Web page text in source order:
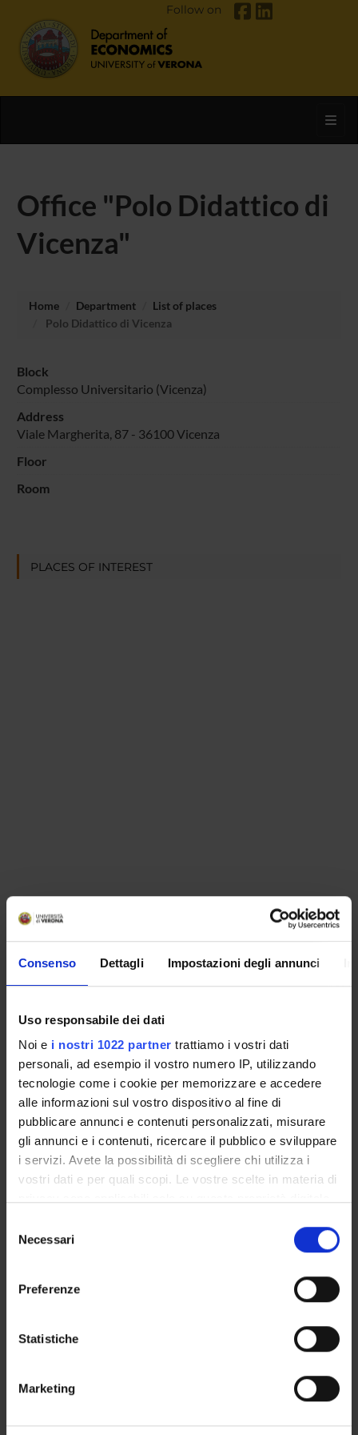
Consenso Dettagli Impostazioni degli annunci
Uso responsabile dei dati
Noi e i nostri 1022 partner trattiamo i vostri dati
personali, ad esempio il vostro numero IP, utilizzando
tecnologie come i cookie per memorizzare e accedere
alle informazioni sul vostro dispositivo al fine di
pubblicare annunci e contenuti personalizzati, misurare
gli annunci e i contenuti, ricercare il pubblico e sviluppare
i servizi. Avete la possibilità di scegliere chi utilizza i
vostri dati e per quali scopi. Le vostre scelte in materia di
modificare o revocare il proprio consenso in qualsiasi
momento dalla Dichiarazione sui cookie o facendo clic
raccogliere informazioni sulla tua posizione
geografica, con un'approssimazione di qualche
Identificare il tuo dispositivo, scansionandolo
delNecessari
Preferenze
Statistiche
Marketing
Follow on
Office "Polo Didattico di
Vicenza"
Home Department
List of places
Polo Didattico di Vicenza
Block
Complesso Universitario (Vicenza)
Address
Viale Margherita, 87 - 36100 Vicenza
Floor
Room
PLACES OF INTEREST
ORGANISATION
GOVERNANCE
STUDENT ADMINISTRATION OFFICES
DEPARTMENT FACILITIES
RESEARCH LABORATORIES
RESEARCH CENTRES
SPIN OFF AND COMPANIES
Contacts
Places